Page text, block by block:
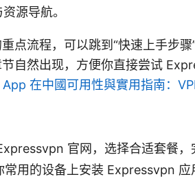
源导航。
点流程，可以跳到“快速上手步
自然出现，方便你直接尝试
在中國可用性與實用指南：
官网，选择合适套餐，
用的设备上安装 Expressvpn 应